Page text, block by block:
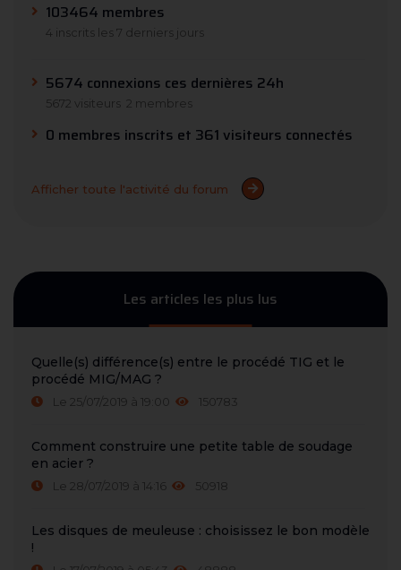
103464 membres
4 inscrits les 7 derniers jours
5674 connexions ces dernières 24h
5672 visiteurs 2 membres
0 membres inscrits et 361 visiteurs connectés
Afficher toute l'activité du forum
Les articles les plus lus
Quelle(s) différence(s) entre le procédé TIG et le
procédé MIG/MAG ?
Le 25/07/2019 à 19:00 150783
Comment construire une petite table de soudage
en acier ?
Le 28/07/2019 à 14:16 50918
Les disques de meuleuse : choisissez le bon modèle
!